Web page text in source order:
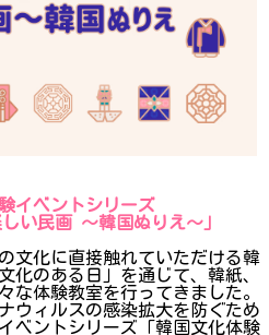
イベントシリーズ
い民画 〜韓国ぬりえ～」
文化に直接触れていただける韓
化のある日」を通じて、韓紙、
な体験教室を行ってきました。
ウィルスの感染拡大を防ぐため
ベントシリーズ「韓国文化体験